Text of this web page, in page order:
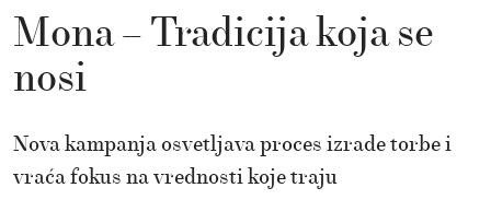
Mona – Tradicija koja se
nosi
Nova kampanja osvetljava proces izrade torbe i
vraća fokus na vrednosti koje traju